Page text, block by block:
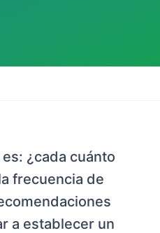
¿cada cuánto
frecuencia de
a establecer un